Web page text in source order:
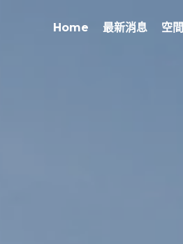
Home 最新消息 空間